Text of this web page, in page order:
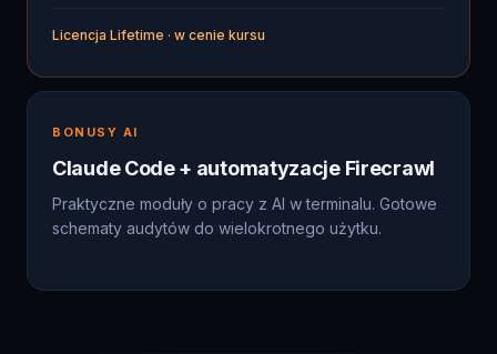
BONUSY AI
Claude Code + automatyzacje Firecrawl
Praktyczne moduły o pracy z AI w terminalu. Gotowe
schematy audytów do wielokrotnego użytku.